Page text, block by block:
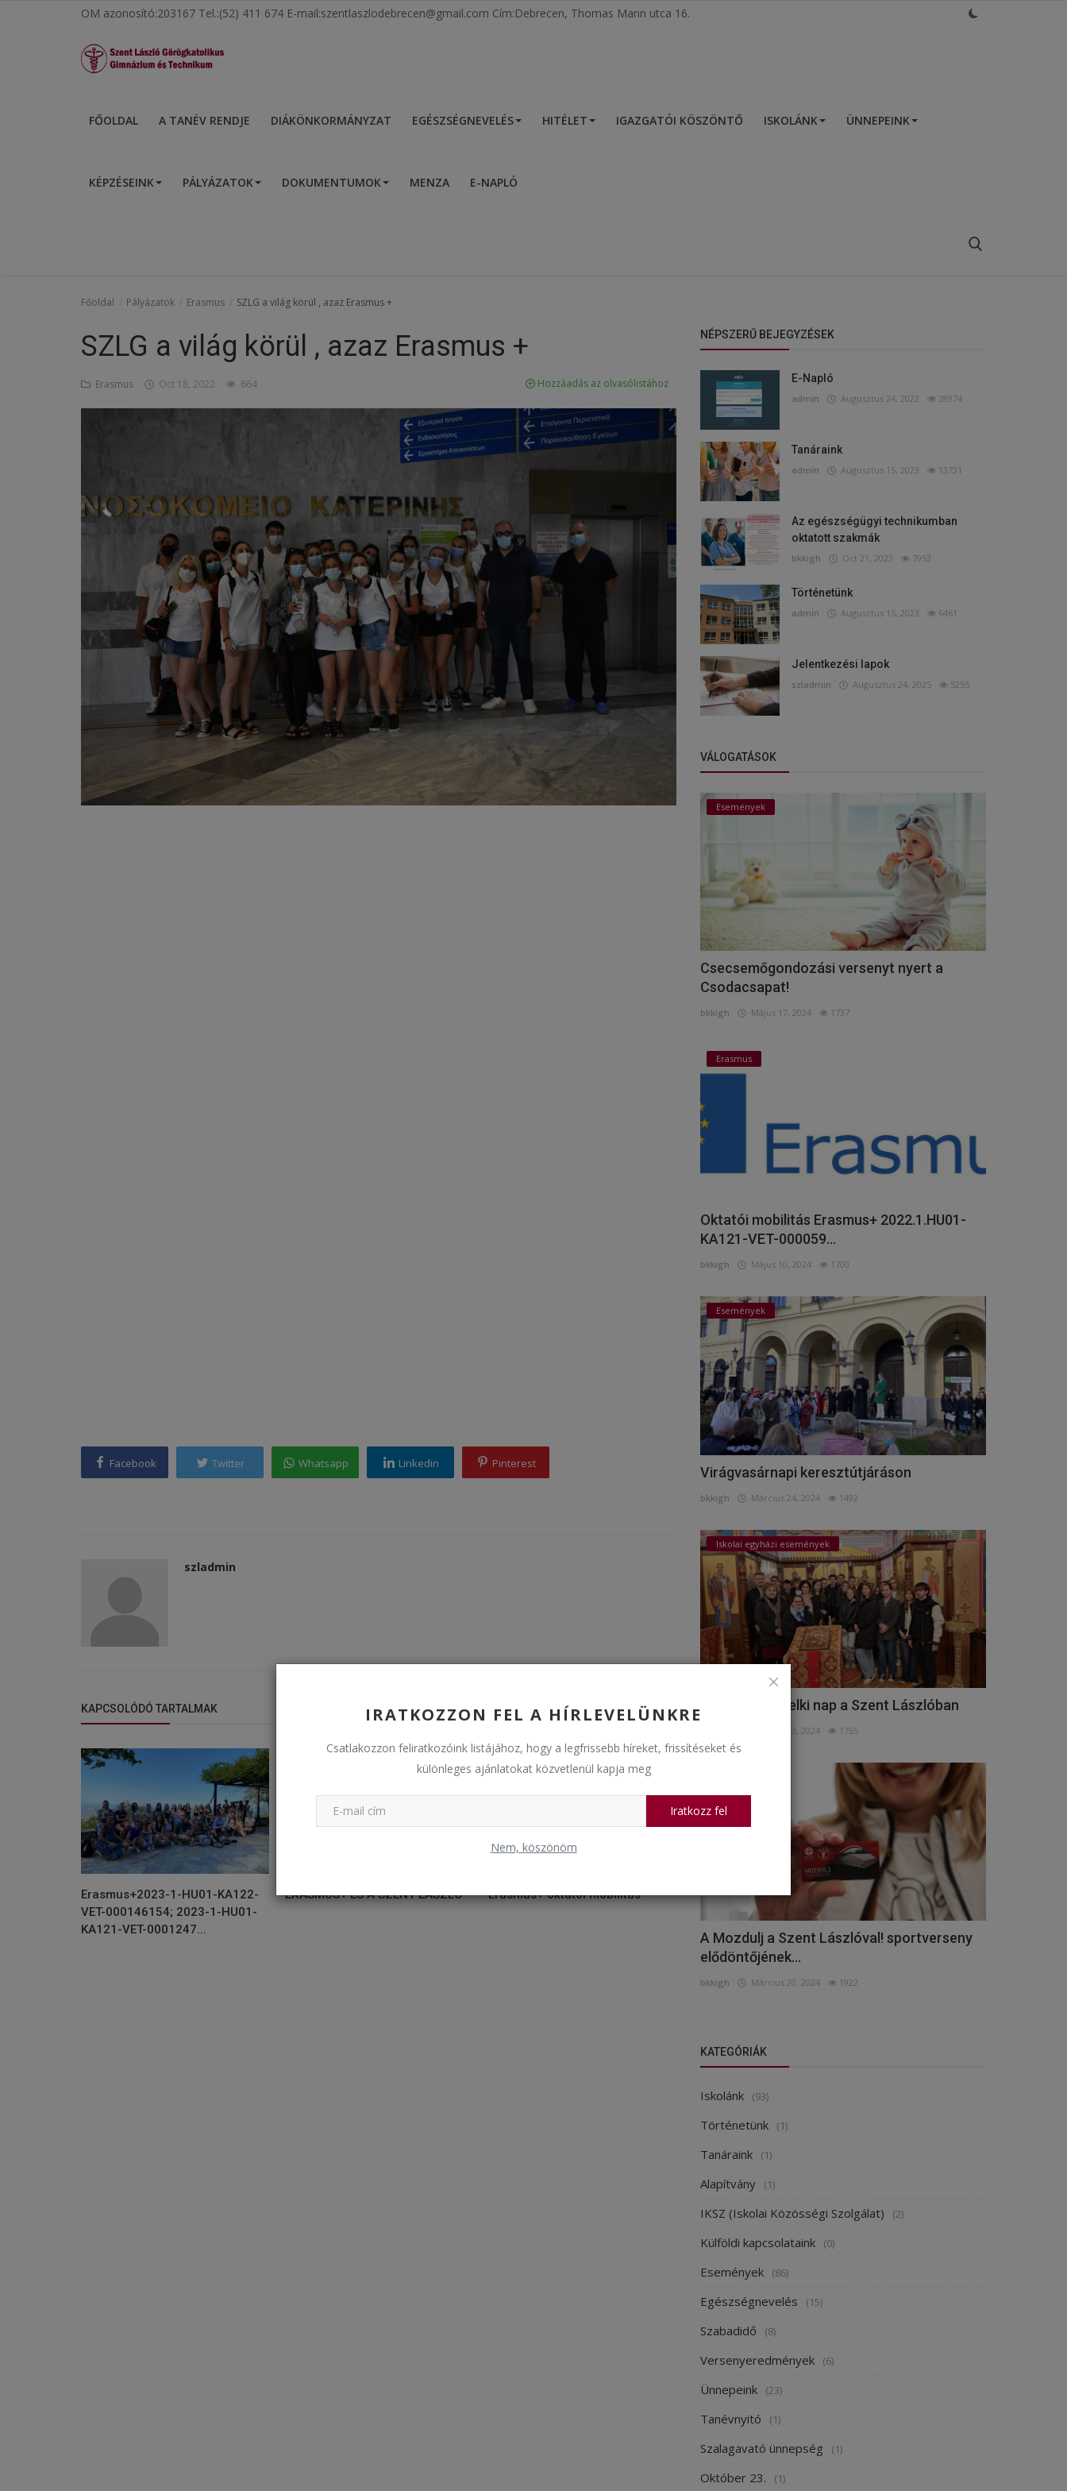
OM azonosító:203167 Tel.:(52) 411 674 E-mail:szentlaszlodebrecen@gmail.com Cím:Debrecen, Thomas Mann utca 16.
FŐOLDAL A TANÉV RENDJE DIÁKÖNKORMÁNYZAT EGÉSZSÉGNEVELÉS HITÉLET IGAZGATÓI KÖSZÖNTŐ ISKOLÁNK ÜNNEPEINK
KÉPZÉSEINK PÁLYÁZATOK DOKUMENTUMOK MENZA E-NAPLÓ
Diákönkormányzat
OM azonosító:203167 Tel.:(52)
mail:szentlaszlodebrecen@gmail.c
om Cím:Debrecen, Thomas Mann
IRATKOZZON FEL A HÍRLEVELÜNKRE
Csatlakozzon feliratkozóink listájához, hogy a legfrissebb híreket, frissítéseket és
különleges ajánlatokat közvetlenül kapja meg
Iratkozz fel
Nem, köszönöm
Főoldal Pályázatok Erasmus SZLG a világ körül , azaz Erasmus +
SZLG a világ körül , azaz Erasmus +
Erasmus Oct 18, 2022 664 Hozzáadás az olvasólistához
Facebook Twitter Whatsapp Linkedin Pinterest
szladmin
KAPCSOLÓDÓ TARTALMAK
Erasmus+2023-1-HU01-KA122-
VET-000146154; 2023-1-HU01-
KA121-VET-0001247...
ERASMUS+ ÉS A SZENT LÁSZLÓ Erasmus+ oktatói mobilitás
NÉPSZERŰ BEJEGYZÉSEK
E-Napló
admin Augusztus 24, 2022 28974
Tanáraink
admin Augusztus 15, 2023 13731
Az egészségügyi technikumban
oktatott szakmák
bkkigh Oct 21, 2023 7953
Történetünk
admin Augusztus 15, 2023 6461
Jelentkezési lapok
szladmin Augusztus 24, 2025 5255
VÁLOGATÁSOK
Események
Csecsemőgondozási versenyt nyert a
Csodacsapat!
bkkigh Május 17, 2024 1737
Erasmus
Oktatói mobilitás Erasmus+ 2022.1.HU01-
KA121-VET-000059...
bkkigh Május 10, 2024 1700
Események
Virágvasárnapi keresztútjáráson
bkkigh Március 24, 2024 1492
Iskolai egyházi események
Húsvét előtti lelki nap a Szent Lászlóban
Március 23, 2024 1765
A Mozdulj a Szent Lászlóval! sportverseny
elődöntőjének...
bkkigh Március 20, 2024 1922
KATEGÓRIÁK
Iskolánk (93)
Történetünk (1)
Tanáraink (1)
Alapítvány (1)
IKSZ (Iskolai Közösségi Szolgálat) (2)
Külföldi kapcsolataink (0)
Események (86)
Egészségnevelés (15)
Szabadidő (8)
Versenyeredmények (6)
Ünnepeink (23)
Tanévnyitó (1)
Szalagavató ünnepség (1)
Október 23. (1)